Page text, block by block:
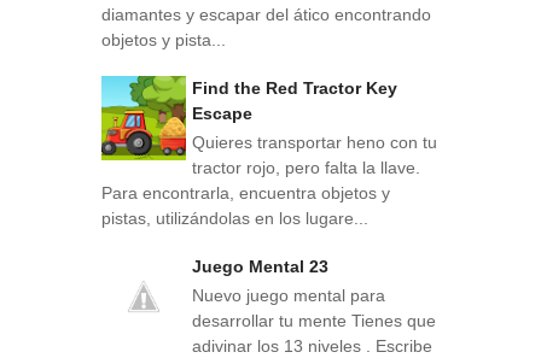
diamantes y escapar del ático encontrando
objetos y pista...
Find the Red Tractor Key
Escape
Quieres transportar heno con tu
tractor rojo, pero falta la llave.
Para encontrarla, encuentra objetos y
pistas, utilizándolas en los lugare...
Juego Mental 23
Nuevo juego mental para
desarrollar tu mente Tienes que
adivinar los 13 niveles . Escribe